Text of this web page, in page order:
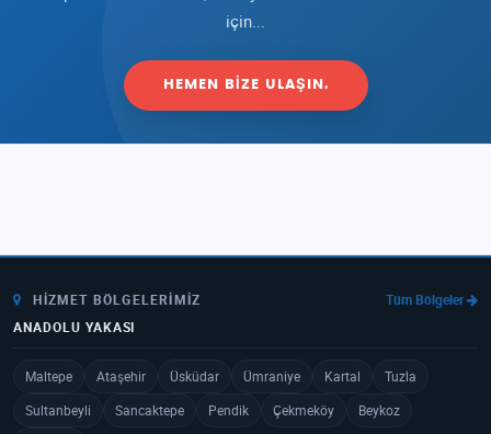
için...
HEMEN BIZE ULAŞIN.
HIZMET BÖLGELERIMIZ
Tüm Bölgeler
ANADOLU YAKASI
Maltepe Ataşehir Üsküdar Ümraniye Kartal
Tuzla
Sultanbeyli
Sancaktepe Pendik Çekmeköy
Beykoz